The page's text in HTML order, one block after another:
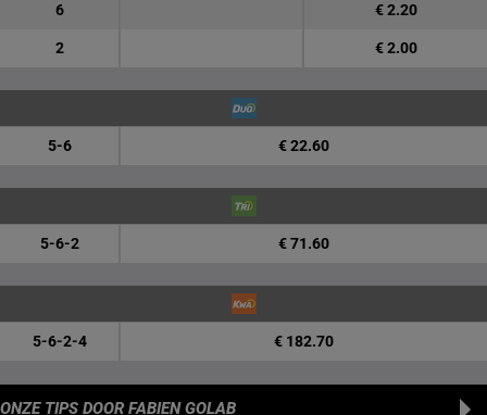
6 € 2.20
2 € 2.00
5-6 € 22.60
5-6-2 € 71.60
5-6-2-4 € 182.70
ONZE TIPS DOOR FABIEN GOLAB